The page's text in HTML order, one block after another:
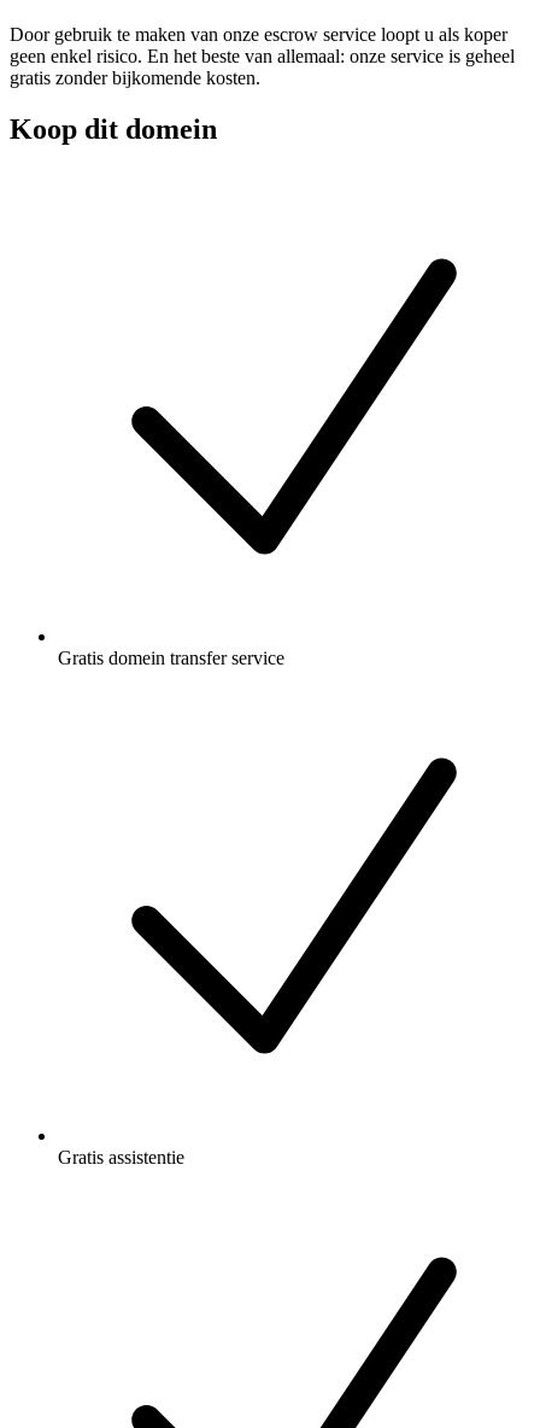
Door gebruik te maken van onze escrow service loopt u als koper
geen enkel risico. En het beste van allemaal: onze service is geheel
gratis zonder bijkomende kosten.
Koop dit domein
Gratis domein transfer service
Gratis assistentie